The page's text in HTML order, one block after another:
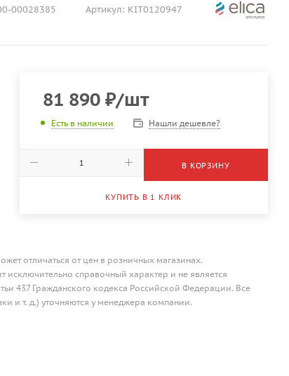
00028385 Артикул: KIT0120947
81 890₽/шт
Есть в наличии Нашли дешевле?
В КОРЗИНУ
КУПИТЬ В 1 КЛИК
отличаться от цен в розничных магазинах.
справочный характер и не является
437 Гражданского кодекса Российской Федерации. Все
и т. д.) уточняются у менеджера компании.